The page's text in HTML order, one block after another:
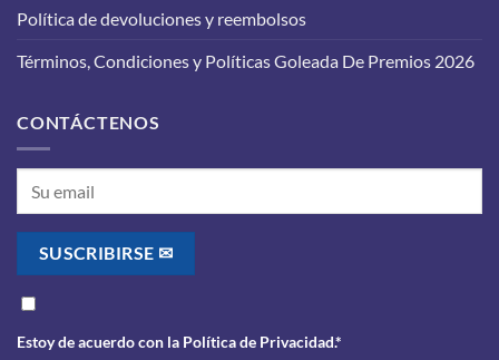
Política de devoluciones y reembolsos
Términos, Condiciones y Políticas Goleada De Premios 2026
CONTÁCTENOS
Estoy de acuerdo con la Política de Privacidad.*